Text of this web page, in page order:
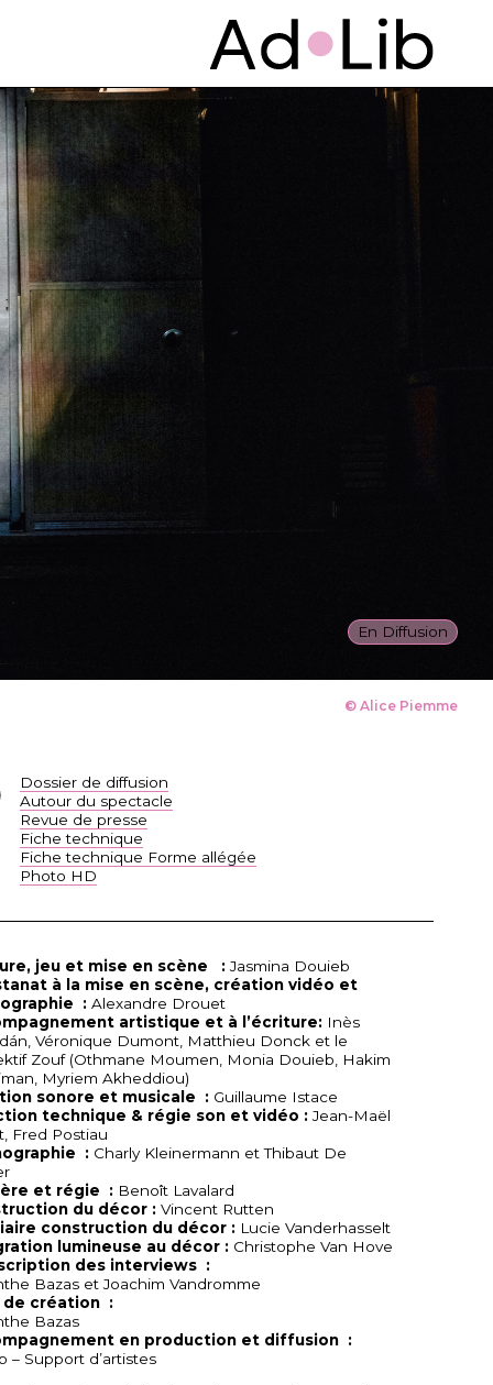
© Alice Piemme
En Diffusion
Dossier de diffusion
Autour du spectacle
Revue de presse
Fiche technique
Fiche technique Forme allégée
Photo HD
jeu et mise en scène :Jasmina Douieb
à la mise en scène, création vidéo et
:Alexandre Drouet
artistique et à l’écriture:Inès
Véronique Dumont, Matthieu Donck et le
Zouf (Othmane Moumen, Monia Douieb, Hakim
Myriem Akheddiou)
sonore et musicale :Guillaume Istace
technique & régie son et vidéo :Jean-Maël
Fred Postiau
:Charly Kleinermann et Thibaut De
et régie :Benoît Lavalard
du décor :Vincent Rutten
construction du décor :Lucie Vanderhasselt
lumineuse au décor :Christophe Van Hove
des interviews :
Bazas et Joachim Vandromme
de création :
Bazas
en production et diffusion :
– Support d’artistes